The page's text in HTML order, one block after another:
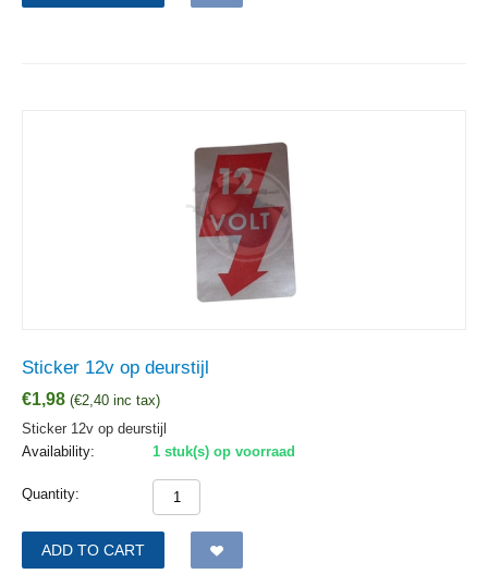
Sticker 12v op deurstijl
€1,98 (€2,40 inc tax)
Sticker 12v op deurstijl
Availability:
1 stuk(s) op voorraad
Quantity:
ADD TO CART